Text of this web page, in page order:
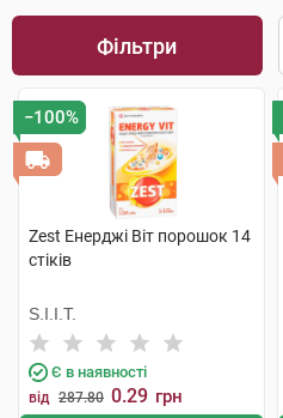
Фільтри
−100%
Zest Енерджі Віт порошок 14
стіків
S.I.I.T.
Є в наявності
від 287.80 0.29 грн